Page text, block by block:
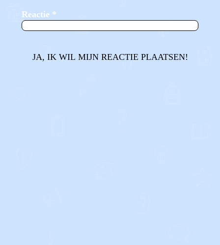
Reactie *
JA, IK WIL MIJN REACTIE PLAATSEN!